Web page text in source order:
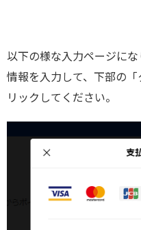
以下の様な入力ページに
情報を入力して、下部の
リックしてください。